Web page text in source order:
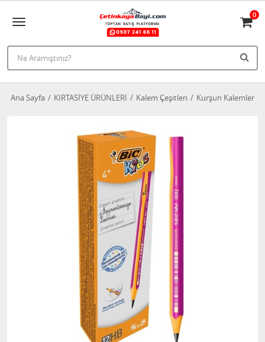
0
Ana Sayfa KIRTASİYE ÜRÜNLERİ Kalem Çeşitleri Kurşun Kalemler